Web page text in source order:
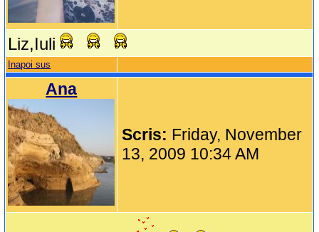
Liz,Iuli
Inapoi sus
Ana
Scris: Friday, November
13, 2009 10:34 AM